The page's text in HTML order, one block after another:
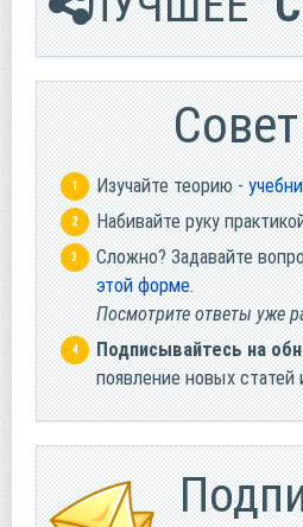
Изучайте теорию -
Набивайте руку
Сложно? Задавайте
этой форме.
Посмотрите ответы уже
Подписывайтесь на
появление новых статей